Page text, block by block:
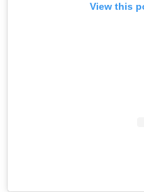
View this